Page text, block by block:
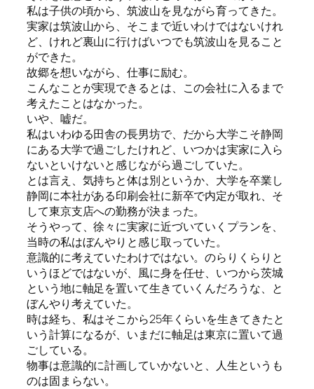
私は子供の頃から、筑波山を見ながら育ってきた。
実家は筑波山から、そこまで近いわけではないけれ
ど、けれど裏山に行けばいつでも筑波山を見ること
ができた。
故郷を想いながら、仕事に励む。
こんなことが実現できるとは、この会社に入るまで
考えたことはなかった。
いや、嘘だ。
私はいわゆる田舎の長男坊で、だから大学こそ静岡
にある大学で過ごしたけれど、いつかは実家に入ら
ないといけないと感じながら過ごしていた。
とは言え、気持ちと体は別というか、大学を卒業し
静岡に本社がある印刷会社に新卒で内定が取れ、そ
して東京支店への勤務が決まった。
そうやって、徐々に実家に近づいていくプランを、
当時の私はぼんやりと感じ取っていた。
意識的に考えていたわけではない。のらりくらりと
いうほどではないが、風に身を任せ、いつから茨城
という地に軸足を置いて生きていくんだろうな、と
ぼんやり考えていた。
時は経ち、私はそこから25年くらいを生きてきたと
いう計算になるが、いまだに軸足は東京に置いて過
ごしている。
物事は意識的に計画していかないと、人生というも
のは固まらない。